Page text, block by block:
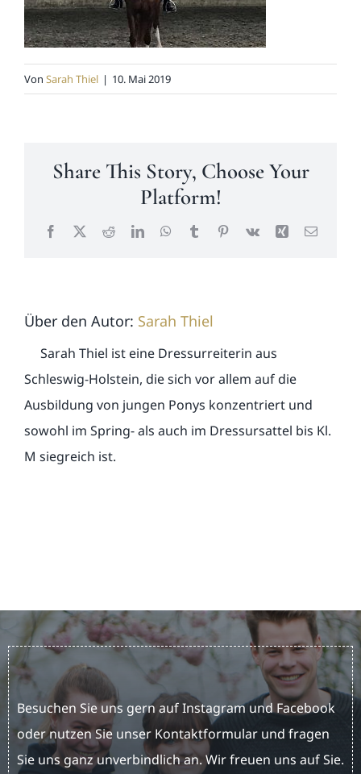
News
Kontakt
Von Sarah Thiel | 10. Mai 2019
Share This Story, Choose Your
Platform!
Facebook
X RedditLinkedInWhatsApp
TumblrPinterest
Vk Xing E-
Über den Autor: Sarah Thiel
Sarah Thiel ist eine Dressurreiterin aus
Schleswig-Holstein, die sich vor allem auf die
Ausbildung von jungen Ponys konzentriert und
sowohl im Spring- als auch im Dressursattel bis Kl.
M siegreich ist.
Besuchen Sie uns gern auf Instagram und Facebook
oder nutzen Sie unser Kontaktformular und fragen
Sie uns ganz unverbindlich an. Wir freuen uns auf Sie.